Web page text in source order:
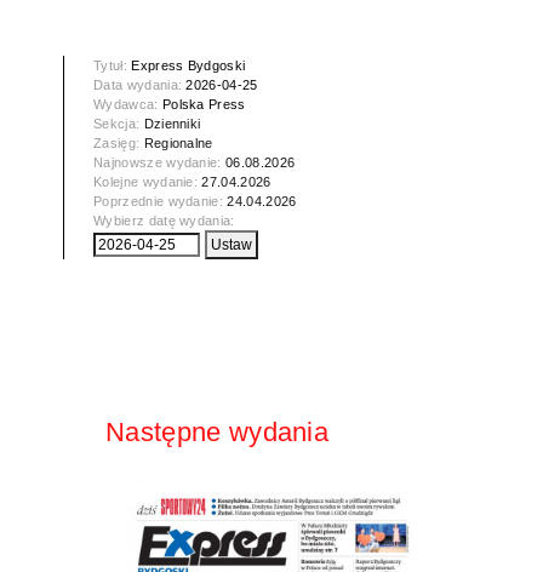
Tytuł: Express Bydgoski
Data wydania:2026-04-25
Wydawca: Polska Press
Sekcja: Dzienniki
Zasięg: Regionalne
Najnowsze wydanie:06.08.2026
Kolejne wydanie:27.04.2026
Poprzednie wydanie:24.04.2026
Wybierz datę wydania:
Następne wydania